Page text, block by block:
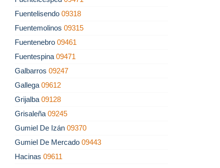
Fuentelisendo 09318
Fuentemolinos 09315
Fuentenebro 09461
Fuentespina 09471
Galbarros 09247
Gallega 09612
Grijalba 09128
Grisaleña 09245
Gumiel De Izán 09370
Gumiel De Mercado 09443
Hacinas 09611